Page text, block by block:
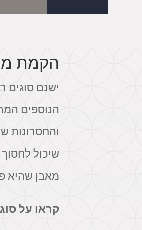
הקמת
ישנם סוגים
הנוספים
והחסרונות
שיכול
מאבן שהיא
קראו על